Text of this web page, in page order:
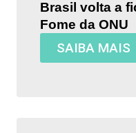
Brasil volta a
Fome da ONU
SAIBA MAIS